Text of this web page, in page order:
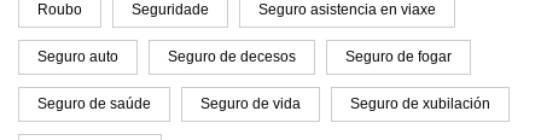
Roubo Seguridade Seguro asistencia en viaxe
Seguro auto Seguro de decesos Seguro de fogar
Seguro de saúde Seguro de vida Seguro de xubilación